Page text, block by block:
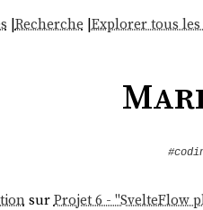
|Recherche |Explorer tous les
surProjet 6 - "SvelteFlow